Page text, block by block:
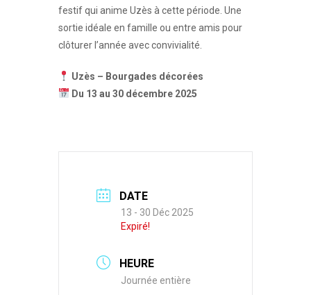
festif qui anime Uzès à cette période. Une
sortie idéale en famille ou entre amis pour
clôturer l’année avec convivialité.
Uzès – Bourgades décorées
Du 13 au 30 décembre 2025
DATE
13 - 30 Déc 2025
Expiré!
HEURE
Journée entière